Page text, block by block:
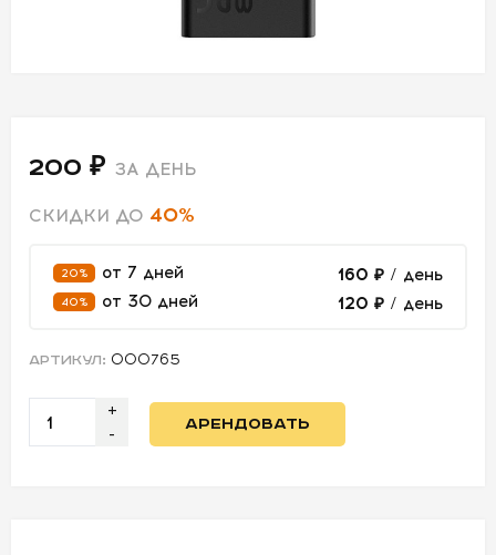
МЕРОПРИЯТИЙ
АРЕНДА
СВЕТОБАЗА
ДОСТАВКА
200 ₽ ЗА ДЕНЬ
СКИДКИ ДО 40%
20% от 7 дней 160 ₽ / день
40% от 30 дней 120 ₽ / день
АРТИКУЛ: 000765
+
-
АРЕНДОВАТЬ